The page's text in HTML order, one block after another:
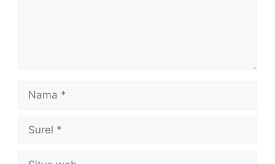
Nama
Surel
Situs